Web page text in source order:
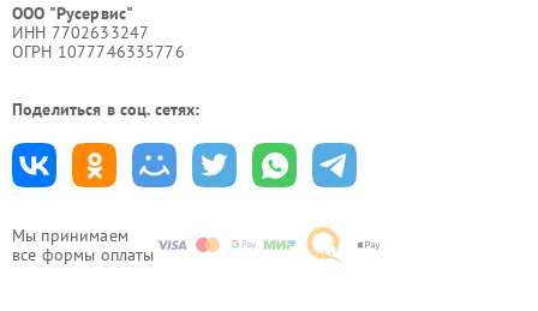
Мы принимаем
все формы оплаты
ООО "Русервис"
ИНН 7702633247
ОГРН 1077746335776
Поделиться в соц. сетях: